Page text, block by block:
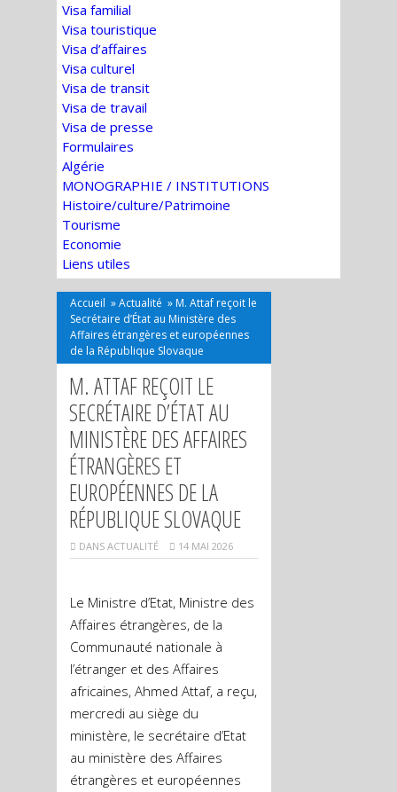
Visa familial
Visa touristique
Visa d’affaires
Visa culturel
Visa de transit
Visa de travail
Visa de presse
Formulaires
Algérie
MONOGRAPHIE / INSTITUTIONS
Histoire/culture/Patrimoine
Tourisme
Economie
Liens utiles
Accueil »Actualité » M. Attaf reçoit le
Secrétaire d’État au Ministère des
Affaires étrangères et européennes
de la République Slovaque
M. ATTAF REÇOIT LE
SECRÉTAIRE D’ÉTAT AU
MINISTÈRE DES AFFAIRES
ÉTRANGÈRES ET
EUROPÉENNES DE LA
RÉPUBLIQUE SLOVAQUE
DANS ACTUALITÉ 14 MAI 2026
Le Ministre d’Etat, Ministre des
Affaires étrangères, de la
Communauté nationale à
l’étranger et des Affaires
africaines, Ahmed Attaf, a reçu,
mercredi au siège du
ministère, le secrétaire d’Etat
au ministère des Affaires
étrangères et européennes